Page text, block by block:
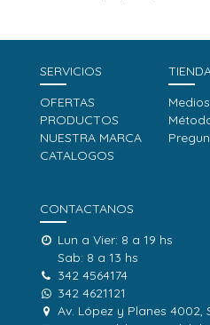
SERVICIOS
OFERTAS
PRODUCTOS
NUESTRA MARCA
CATALOGOS
CONTACTANOS
Lun a Vier: 8 a 19 hs
Sab: 8 a 13 hs
342 4564174
342 4621121
Av. López y Planes 4002,